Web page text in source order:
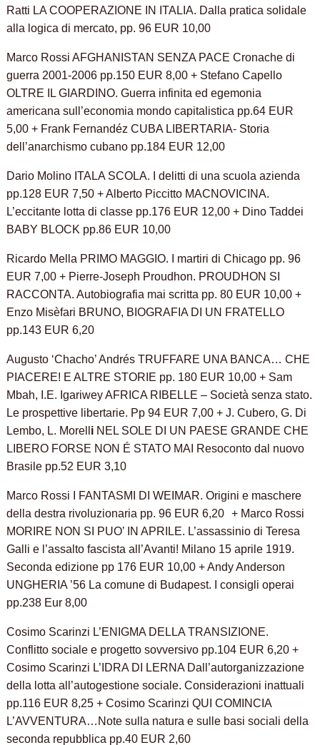
Ratti LA COOPERAZIONE IN ITALIA. Dalla pratica solidale
alla logica di mercato, pp. 96 EUR 10,00
Marco Rossi AFGHANISTAN SENZA PACE Cronache di
guerra 2001-2006 pp.150 EUR 8,00 + Stefano Capello
OLTRE IL GIARDINO. Guerra infinita ed egemonia
americana sull’economia mondo capitalistica pp.64 EUR
5,00 + Frank Fernandéz CUBA LIBERTARIA- Storia
dell’anarchismo cubano pp.184 EUR 12,00
Dario Molino ITALA SCOLA. I delitti di una scuola azienda
pp.128 EUR 7,50 + Alberto Piccitto MACNOVICINA.
L’eccitante lotta di classe pp.176 EUR 12,00 + Dino Taddei
BABY BLOCK pp.86 EUR 10,00
Ricardo Mella PRIMO MAGGIO. I martiri di Chicago pp. 96
EUR 7,00 + Pierre-Joseph Proudhon. PROUDHON SI
RACCONTA. Autobiografia mai scritta pp. 80 EUR 10,00 +
Enzo Misèfari BRUNO, BIOGRAFIA DI UN FRATELLO
pp.143 EUR 6,20
Augusto ‘Chacho’ Andrés TRUFFARE UNA BANCA… CHE
PIACERE! E ALTRE STORIE pp. 180 EUR 10,00 + Sam
Mbah, I.E. Igariwey AFRICA RIBELLE – Società senza stato.
Le prospettive libertarie. Pp 94 EUR 7,00 + J. Cubero, G. Di
Lembo, L. Morell i NEL SOLE DI UN PAESE GRANDE CHE
LIBERO FORSE NON É STATO MAI Resoconto dal nuovo
Brasile pp.52 EUR 3,10
Marco Rossi I FANTASMI DI WEIMAR. Origini e maschere
della destra rivoluzionaria pp. 96 EUR 6,20 + Marco Rossi
MORIRE NON SI PUO’ IN APRILE. L’assassinio di Teresa
Galli e l’assalto fascista all’Avanti! Milano 15 aprile 1919.
Seconda edizione pp 176 EUR 10,00 + Andy Anderson
UNGHERIA ’56 La comune di Budapest. I consigli operai
pp.238 Eur 8,00
Cosimo Scarinzi L’ENIGMA DELLA TRANSIZIONE.
Conflitto sociale e progetto sovversivo pp.104 EUR 6,20 +
Cosimo Scarinzi L’IDRA DI LERNA Dall’autorganizzazione
della lotta all’autogestione sociale. Considerazioni inattuali
pp.116 EUR 8,25 + Cosimo Scarinzi QUI COMINCIA
L’AVVENTURA…Note sulla natura e sulle basi sociali della
seconda repubblica pp.40 EUR 2,60